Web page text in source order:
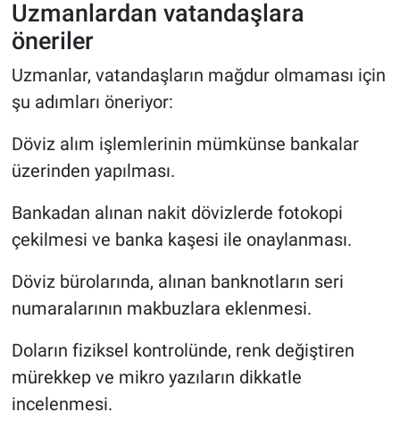
Uzmanlardan vatandaşlara
öneriler
Uzmanlar, vatandaşların mağdur olmaması için
şu adımları öneriyor:
Döviz alım işlemlerinin mümkünse bankalar
üzerinden yapılması.
Bankadan alınan nakit dövizlerde fotokopi
çekilmesi ve banka kaşesi ile onaylanması.
Döviz bürolarında, alınan banknotların seri
numaralarının makbuzlara eklenmesi.
Doların fiziksel kontrolünde, renk değiştiren
mürekkep ve mikro yazıların dikkatle
incelenmesi.